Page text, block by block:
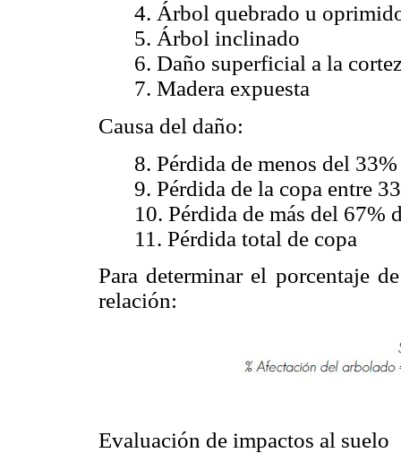
4. Árbol quebrado u
5. Árbol inclinado
6. Daño superficial a la
7. Madera expuesta
Causa del daño:
8. Pérdida de menos del
9. Pérdida de la copa entre
10. Pérdida de más del 67%
11. Pérdida total de copa
Para determinar el porcentaje
relación:
Evaluación de impactos al suelo